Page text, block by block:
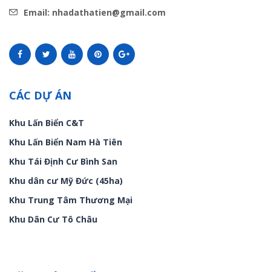
Email: nhadathatien@gmail.com
CÁC DỰ ÁN
Khu Lấn Biển C&T
Khu Lấn Biển Nam Hà Tiên
Khu Tái Định Cư Bình San
Khu dân cư Mỹ Đức (45ha)
Khu Trung Tâm Thương Mại
Khu Dân Cư Tô Châu